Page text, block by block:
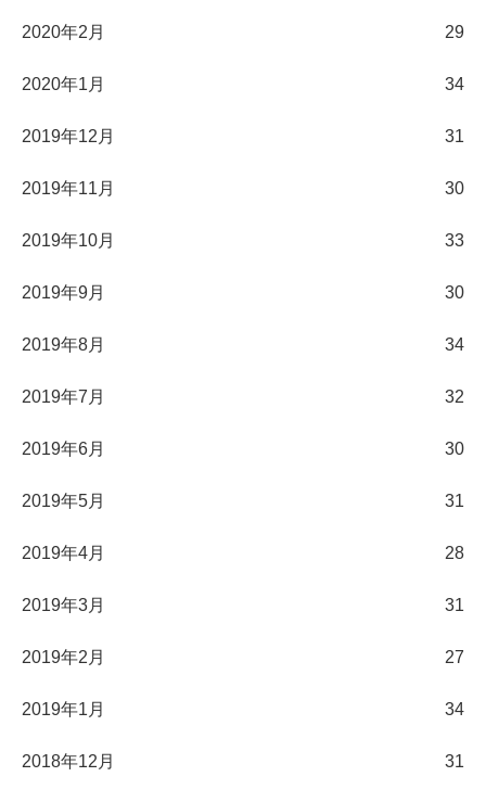
2020年2月 29
2020年1月 34
2019年12月 31
2019年11月 30
2019年10月 33
2019年9月 30
2019年8月 34
2019年7月 32
2019年6月 30
2019年5月 31
2019年4月 28
2019年3月 31
2019年2月 27
2019年1月 34
2018年12月 31